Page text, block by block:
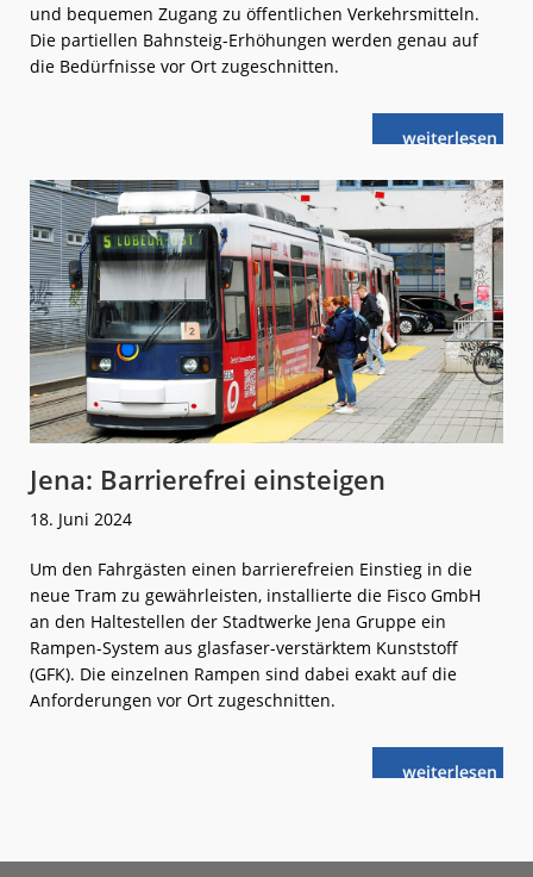
und bequemen Zugang zu öffentlichen Verkehrsmitteln.
Die partiellen Bahnsteig-Erhöhungen werden genau auf
die Bedürfnisse vor Ort zugeschnitten.
weiterlese
nfisco:
Jena: Barrierefrei einsteigen
18. Juni 2024
Um den Fahrgästen einen barrierefreien Einstieg in die
neue Tram zu gewährleisten, installierte die Fisco GmbH
an den Haltestellen der Stadtwerke Jena Gruppe ein
Rampen-System aus glasfaser-verstärktem Kunststoff
(GFK). Die einzelnen Rampen sind dabei exakt auf die
Anforderungen vor Ort zugeschnitten.
weiterlese
nJena: